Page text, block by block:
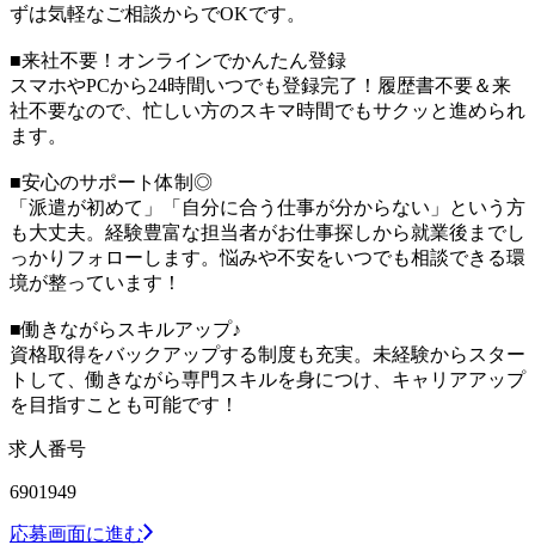
ずは気軽なご相談からでOKです。
■来社不要！オンラインでかんたん登録
スマホやPCから24時間いつでも登録完了！履歴書不要＆来
社不要なので、忙しい方のスキマ時間でもサクッと進められ
ます。
■安心のサポート体制◎
「派遣が初めて」「自分に合う仕事が分からない」という方
も大丈夫。経験豊富な担当者がお仕事探しから就業後までし
っかりフォローします。悩みや不安をいつでも相談できる環
境が整っています！
■働きながらスキルアップ♪
資格取得をバックアップする制度も充実。未経験からスター
トして、働きながら専門スキルを身につけ、キャリアアップ
を目指すことも可能です！
求人番号
6901949
応募画面に進む